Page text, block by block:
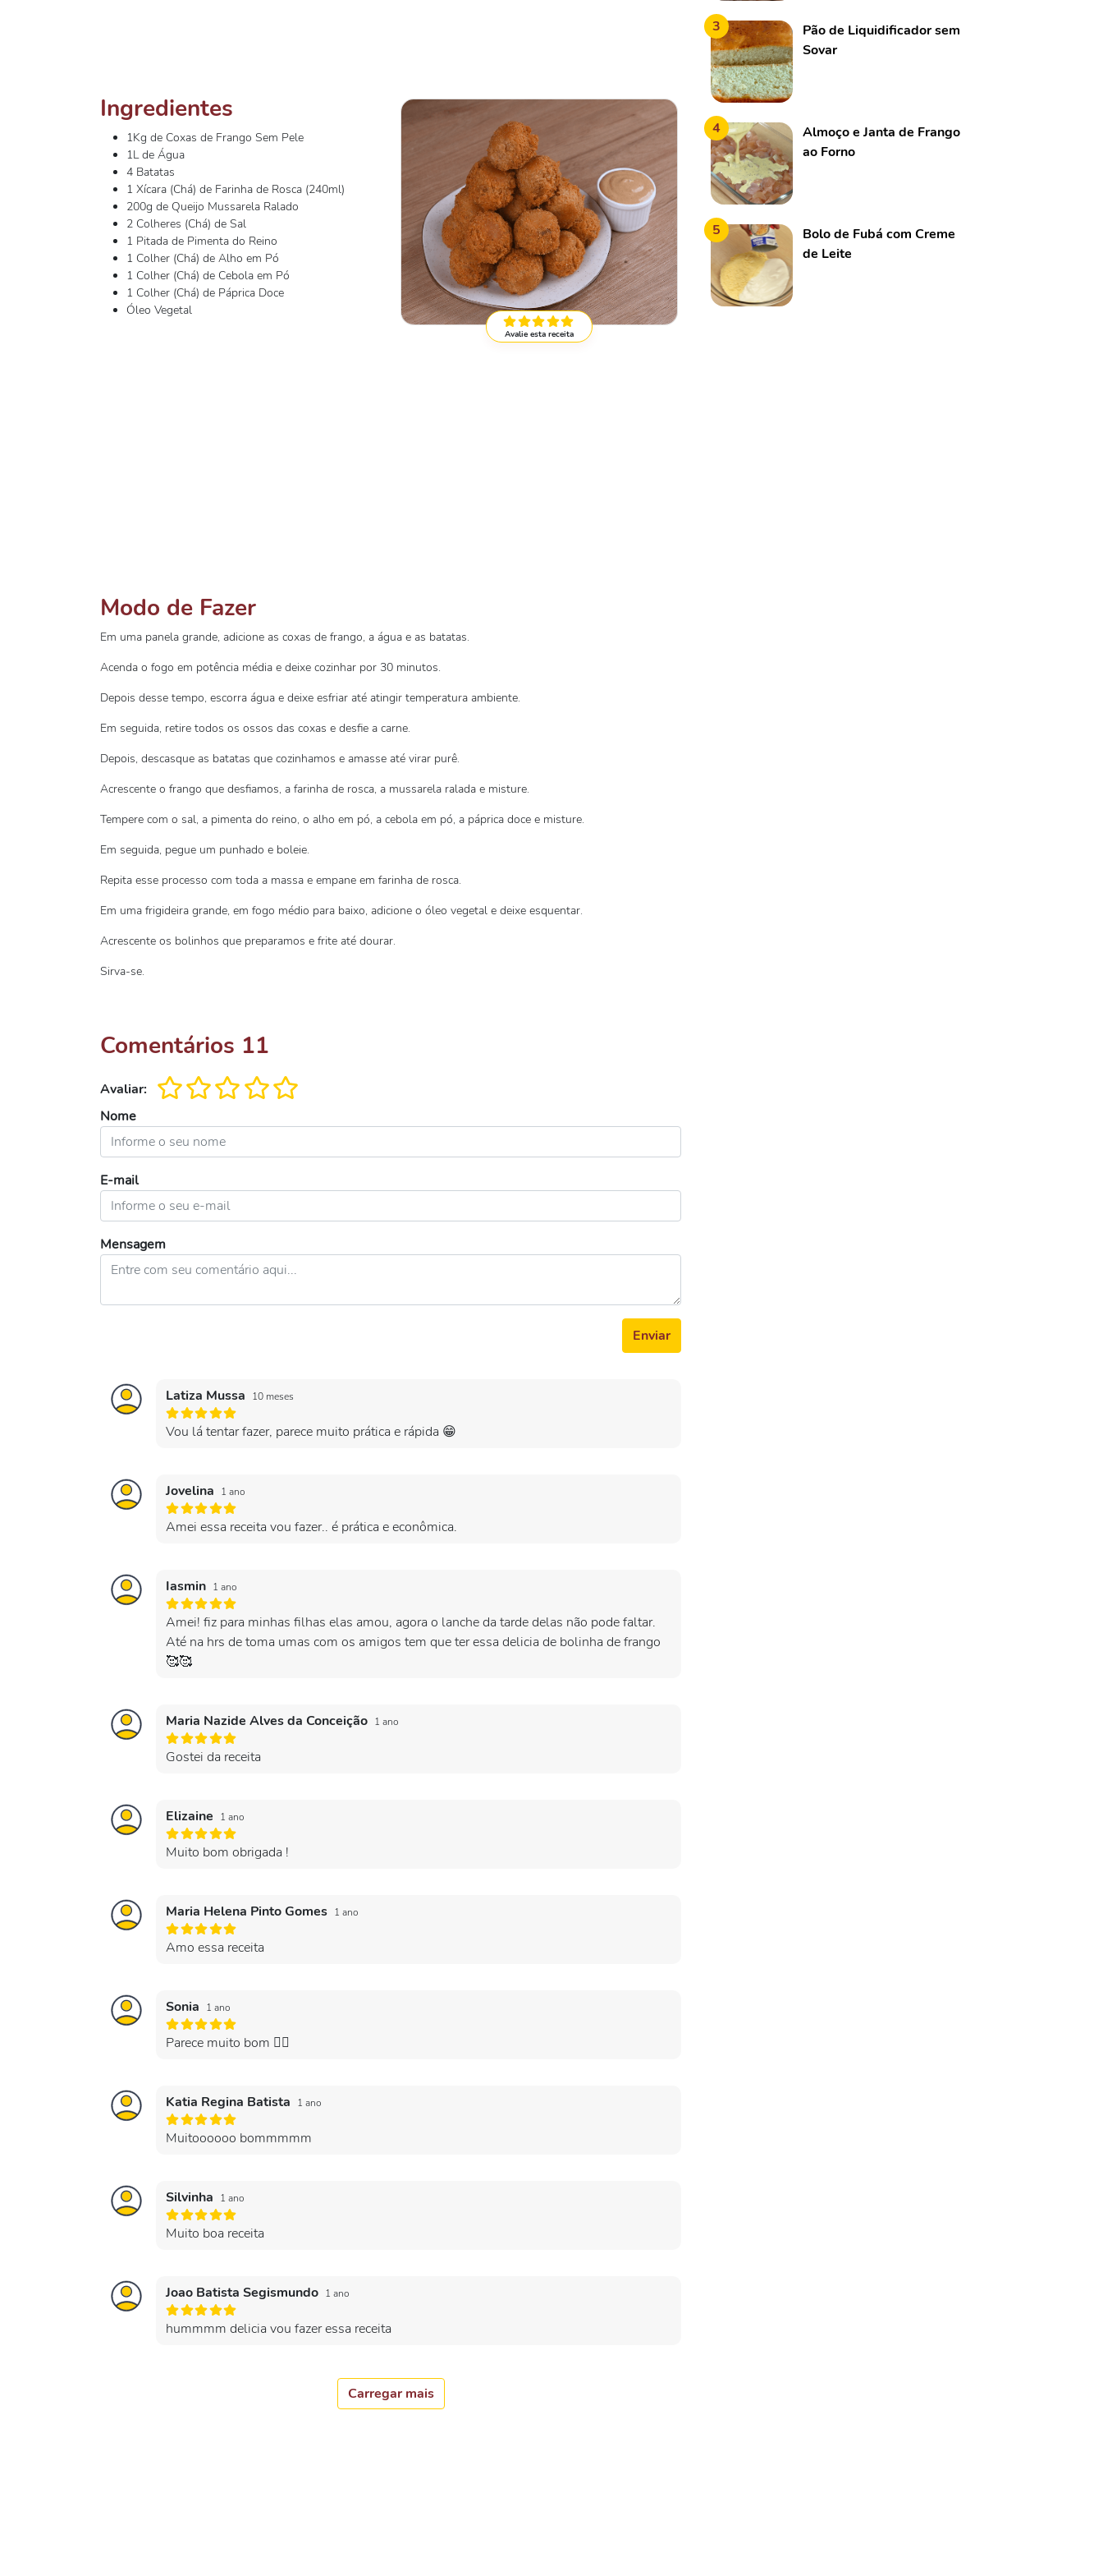
Avalie esta receita
Ingredientes
1Kg de Coxas de Frango Sem Pele
1L de Água
4 Batatas
1 Xícara (Chá) de Farinha de Rosca (240ml)
200g de Queijo Mussarela Ralado
2 Colheres (Chá) de Sal
1 Pitada de Pimenta do Reino
1 Colher (Chá) de Alho em Pó
1 Colher (Chá) de Cebola em Pó
1 Colher (Chá) de Páprica Doce
Óleo Vegetal
Modo de Fazer
Em uma panela grande, adicione as coxas de frango, a água e as batatas.
Acenda o fogo em potência média e deixe cozinhar por 30 minutos.
Depois desse tempo, escorra água e deixe esfriar até atingir temperatura ambiente.
Em seguida, retire todos os ossos das coxas e desfie a carne.
Depois, descasque as batatas que cozinhamos e amasse até virar purê.
Acrescente o frango que desfiamos, a farinha de rosca, a mussarela ralada e misture.
Tempere com o sal, a pimenta do reino, o alho em pó, a cebola em pó, a páprica doce e misture.
Em seguida, pegue um punhado e boleie.
Repita esse processo com toda a massa e empane em farinha de rosca.
Em uma frigideira grande, em fogo médio para baixo, adicione o óleo vegetal e deixe esquentar.
Acrescente os bolinhos que preparamos e frite até dourar.
Sirva-se.
Comentários 11
Avaliar:
Nome
E-mail
Mensagem
Enviar
Latiza Mussa 10 meses
Vou lá tentar fazer, parece muito prática e rápida 😁
Jovelina 1 ano
Amei essa receita vou fazer.. é prática e econômica.
Iasmin 1 ano
Amei! fiz para minhas filhas elas amou, agora o lanche da tarde delas não pode faltar.
Até na hrs de toma umas com os amigos tem que ter essa delicia de bolinha de frango
🥰🥰
Maria Nazide Alves da Conceição 1 ano
Gostei da receita
Elizaine 1 ano
Muito bom obrigada !
Maria Helena Pinto Gomes 1 ano
Amo essa receita
Sonia 1 ano
Parece muito bom 👍🏾
Katia Regina Batista 1 ano
Muitoooooo bommmmm
Silvinha 1 ano
Muito boa receita
Joao Batista Segismundo 1 ano
hummmm delicia vou fazer essa receita
Carregar mais
3
Pão de Liquidificador sem
Sovar
4
Almoço e Janta de Frango
ao Forno
5
Bolo de Fubá com Creme
de Leite